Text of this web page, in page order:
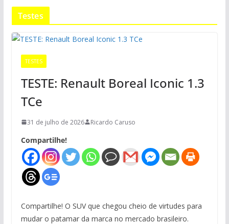
Testes
TESTES
TESTE: Renault Boreal Iconic 1.3
TCe
31 de julho de 2026 Ricardo Caruso
Compartilhe!
Compartilhe! O SUV que chegou cheio de virtudes para
mudar o patamar da marca no mercado brasileiro.